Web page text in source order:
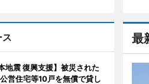
最
地震 復興支援】被災された
営住宅等10戸を無償で貸し